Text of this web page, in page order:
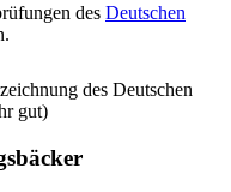
des Deutschen
des Deutschen
gut)